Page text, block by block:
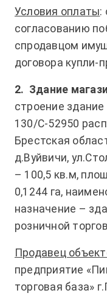
Условия оплаты:
согласованию
спродавцом
договора купли-
2. Здание
строение
130/С-52950
Брестская
д.Вуйвичи,
– 100,5 кв.м,
0,1244 га,
назначение –
розничной
Продавец
предприятие
торговая база»